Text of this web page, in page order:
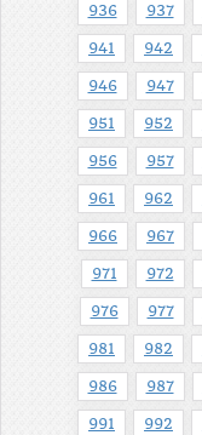
936 937
941 942
946 947
951 952
956 957
961 962
966 967
971 972
976 977
981 982
986 987
991 992